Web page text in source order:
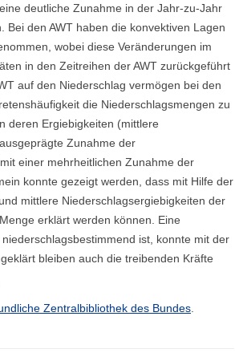
deutliche Zunahme in der Jahr-zu-Jahr
den AWT haben die konvektiven Lagen
wobei diese Veränderungen im
in den Zeitreihen der AWT zurückgeführt
auf den Niederschlag vermögen bei den
die Niederschlagsmengen zu
deren Ergiebigkeiten (mittlere
Zunahme der
einer mehrheitlichen Zunahme der
konnte gezeigt werden, dass mit Hilfe der
mittlere Niederschlagsergiebigkeiten der
erklärt werden können. Eine
ist, konnte mit der
bleiben auch die treibenden Kräfte
Zentralbibliothek des Bundes